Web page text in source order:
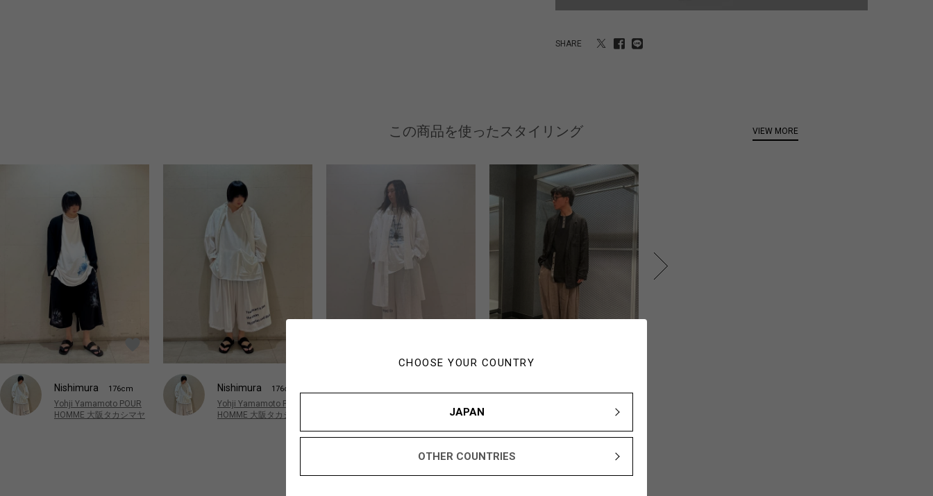
CHOOSE YOUR COUNTRY
JAPAN
OTHER COUNTRIES
SHARE
この商品を使ったスタイリング
Nishimura 176cm
Yohji Yamamoto POUR
HOMME 大阪タカシマヤ
Nishimura 176cm
Yohji Yamamoto POUR
HOMME 大阪タカシマヤ
HOMME 大阪タカシマヤ
HOMME ジェイアール京
VIEW MORE